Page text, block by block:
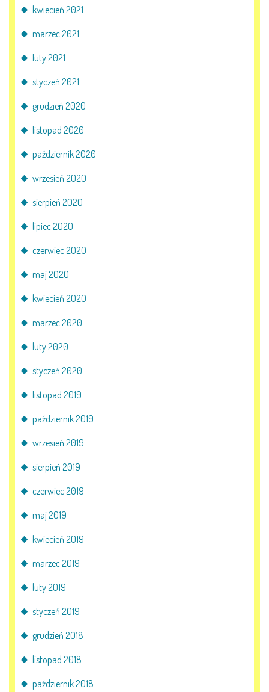
kwiecień 2021
marzec 2021
luty 2021
styczeń 2021
grudzień 2020
listopad 2020
październik 2020
wrzesień 2020
sierpień 2020
lipiec 2020
czerwiec 2020
maj 2020
kwiecień 2020
marzec 2020
luty 2020
styczeń 2020
listopad 2019
październik 2019
wrzesień 2019
sierpień 2019
czerwiec 2019
maj 2019
kwiecień 2019
marzec 2019
luty 2019
styczeń 2019
grudzień 2018
listopad 2018
październik 2018